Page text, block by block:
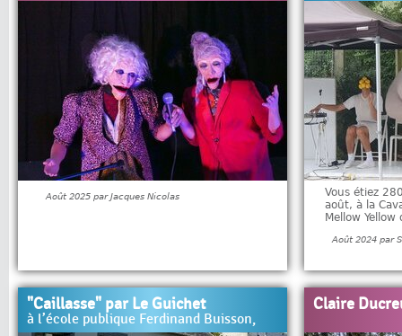
Août 2025 par Jacques Nicolas
Vous étiez
août, à la
Mellow
Août 2024 par
"Caillasse" par Le Guichet
à l’école publique Ferdinand Buisson,
Claire